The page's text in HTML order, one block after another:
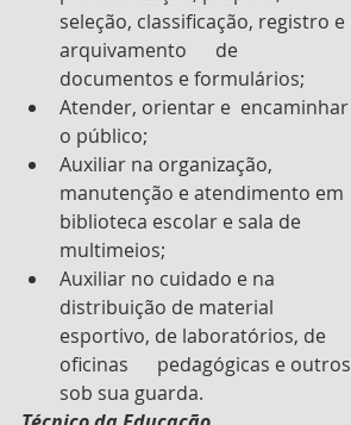
seleção, classificação, registro e
arquivamento      de
documentos e formulários;
Atender, orientar e  encaminhar
o público;
Auxiliar na organização,
manutenção e atendimento em
biblioteca escolar e sala de
multimeios;
Auxiliar no cuidado e na
distribuição de material
esportivo, de laboratórios, de
oficinas      pedagógicas e outros
sob sua guarda.